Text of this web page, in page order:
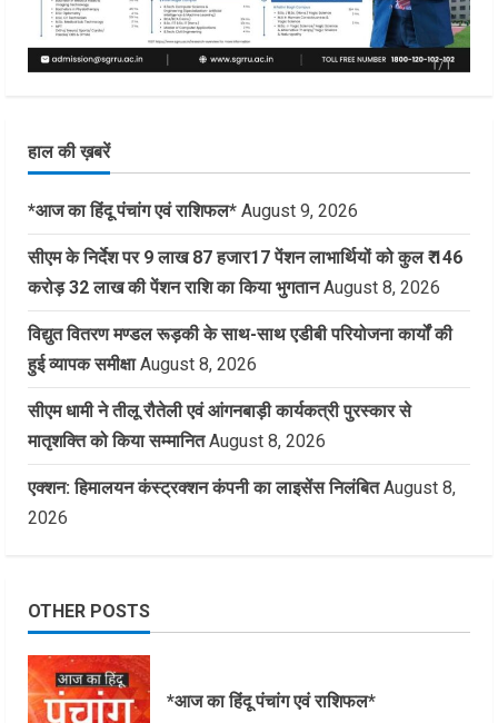
हाल की ख़बरें
*आज का हिंदू पंचांग एवं राशिफल* August 9, 2026
सीएम के निर्देश पर 9 लाख 87 हजार17 पेंशन लाभार्थियों को कुल ₹ 146
करोड़ 32 लाख की पेंशन राशि का किया भुगतान August 8, 2026
विद्युत वितरण मण्डल रूड़की के साथ-साथ एडीबी परियोजना कार्यों की
हुई व्यापक समीक्षा August 8, 2026
सीएम धामी ने तीलू रौतेली एवं आंगनबाड़ी कार्यकत्री पुरस्कार से
मातृशक्ति को किया सम्मानित August 8, 2026
एक्शन: हिमालयन कंस्ट्रक्शन कंपनी का लाइसेंस निलंबित August 8,
2026
OTHER POSTS
*आज का हिंदू पंचांग एवं राशिफल*